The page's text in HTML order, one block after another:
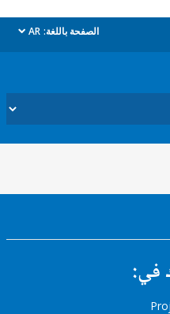
الصفحة باللغة: AR
dropdown